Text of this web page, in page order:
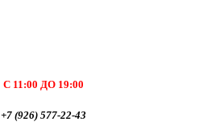
С 11:00 ДО 19:00
+7 (926) 577-22-43